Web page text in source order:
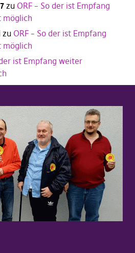
zu ORF – So der ist Empfang
möglich
zu ORF – So der ist Empfang
möglich
ist Empfang weiter